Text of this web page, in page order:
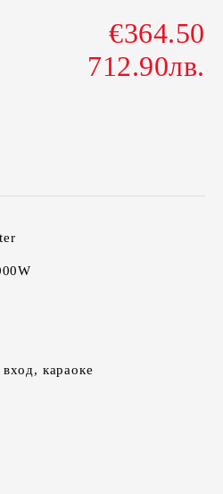
€364.50
712.90лв.
караоке